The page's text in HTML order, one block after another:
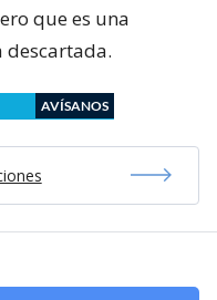
que es una
AVÍSANOS